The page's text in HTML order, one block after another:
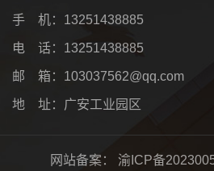
手 机：13251438885
电 话：13251438885
邮 箱：103037562@qq.com
地 址：广安工业园区
网站备案： 渝ICP备